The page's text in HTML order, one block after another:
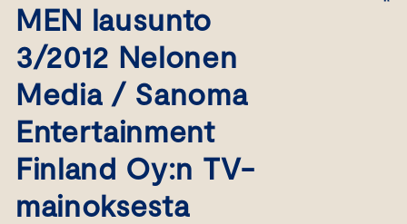
MEN lausunto
3/2012 Nelonen
Media / Sanoma
Entertainment
Finland Oy:n TV-
mainoksesta